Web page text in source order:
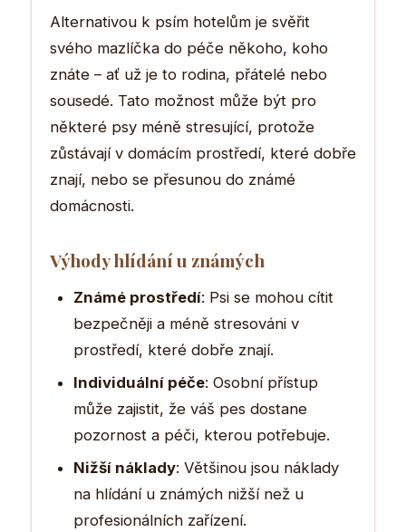
Alternativou k psím hotelům je svěřit
svého mazlíčka do péče někoho, koho
znáte – ať už je to rodina, přátelé nebo
sousedé. Tato možnost může být pro
některé psy méně stresující, protože
zůstávají v domácím prostředí, které dobře
znají, nebo se přesunou do známé
domácnosti.
Výhody hlídání u známých
Známé prostředí: Psi se mohou cítit
bezpečněji a méně stresováni v
prostředí, které dobře znají.
Individuální péče: Osobní přístup
může zajistit, že váš pes dostane
pozornost a péči, kterou potřebuje.
Nižší náklady: Většinou jsou náklady
na hlídání u známých nižší než u
profesionálních zařízení.